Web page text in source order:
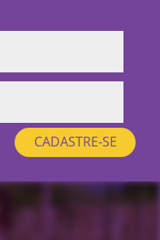
CADASTRE-SE